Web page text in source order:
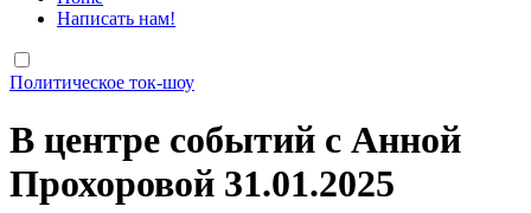
Написать нам!
Политическое ток-шоу
В центре событий с Анной
Прохоровой 31.01.2025